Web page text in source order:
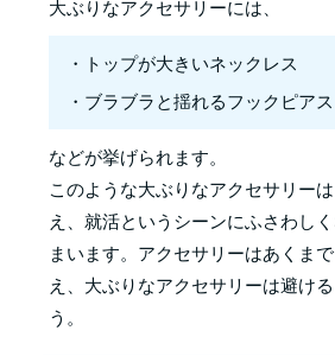
大ぶりなアクセサリーには、
・トップが大きいネックレス
・ブラブラと揺れるフックピアス
などが挙げられます。
このような大ぶりなアクセサリー
え、就活というシーンにふさわし
まいます。アクセサリーはあくま
え、大ぶりなアクセサリーは避け
う。